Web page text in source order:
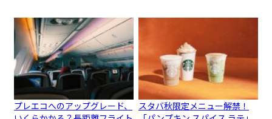
プレエコへのアップグレード、
スタバ秋限定メニュー解禁！